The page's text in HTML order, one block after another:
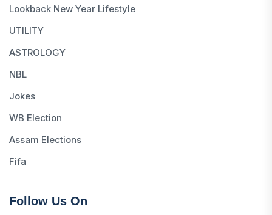
Lookback New Year Lifestyle
UTILITY
ASTROLOGY
NBL
Jokes
WB Election
Assam Elections
Fifa
Follow Us On